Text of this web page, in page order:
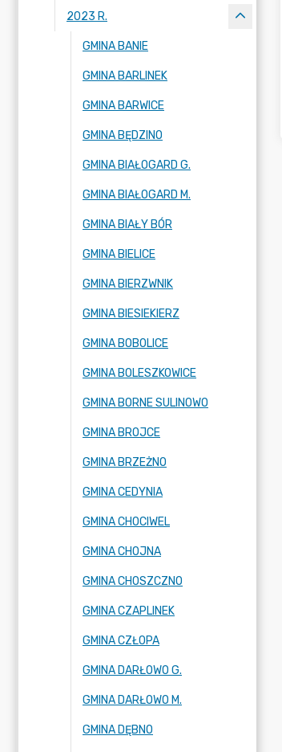
2023 R.
GMINA BANIE
GMINA BARLINEK
GMINA BARWICE
GMINA BĘDZINO
GMINA BIAŁOGARD G.
GMINA BIAŁOGARD M.
GMINA BIAŁY BÓR
GMINA BIELICE
GMINA BIERZWNIK
GMINA BIESIEKIERZ
GMINA BOBOLICE
GMINA BOLESZKOWICE
GMINA BORNE SULINOWO
GMINA BROJCE
GMINA BRZEŻNO
GMINA CEDYNIA
GMINA CHOCIWEL
GMINA CHOJNA
GMINA CHOSZCZNO
GMINA CZAPLINEK
GMINA CZŁOPA
GMINA DARŁOWO G.
GMINA DARŁOWO M.
GMINA DĘBNO